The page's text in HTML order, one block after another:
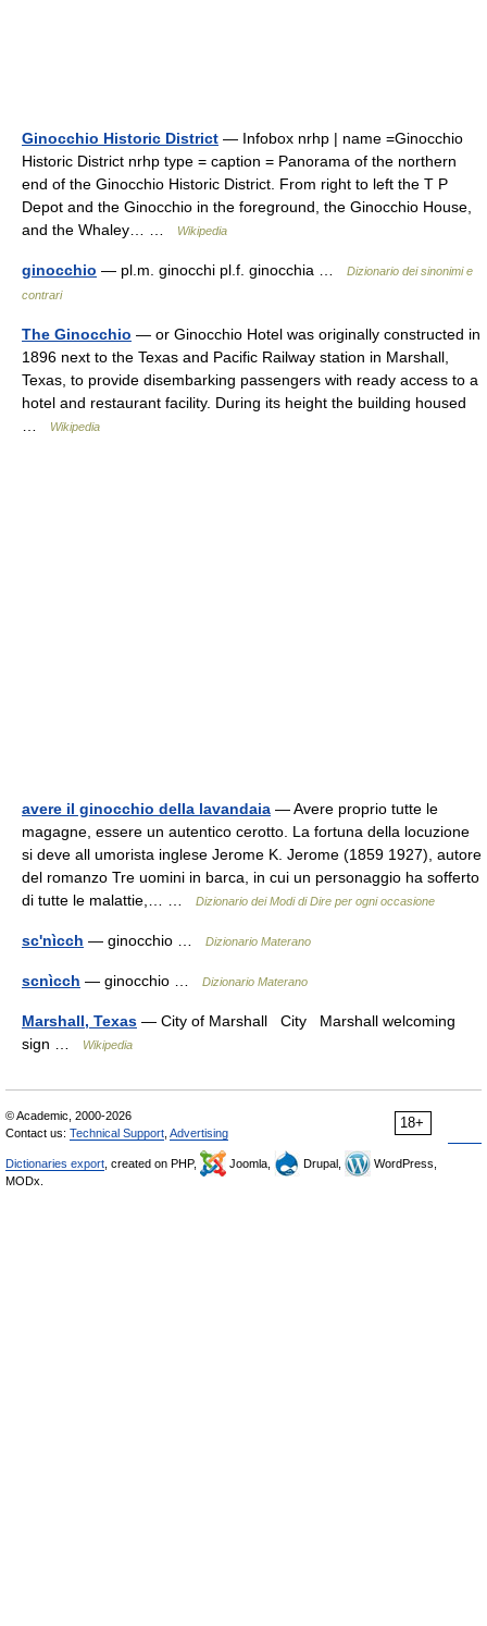
Ginocchio Historic District — Infobox nrhp | name =Ginocchio
Historic District nrhp type = caption = Panorama of the northern
end of the Ginocchio Historic District. From right to left the T P
Depot and the Ginocchio in the foreground, the Ginocchio House,
and the Whaley… …
Wikipedia
ginocchio — pl.m. ginocchi pl.f. ginocchia …
Dizionario dei sinonimi e
contrari
The Ginocchio — or Ginocchio Hotel was originally constructed in
1896 next to the Texas and Pacific Railway station in Marshall,
Texas, to provide disembarking passengers with ready access to a
hotel and restaurant facility. During its height the building housed
Wikipedia
avere il ginocchio della lavandaia — Avere proprio tutte le
magagne, essere un autentico cerotto. La fortuna della locuzione
si deve all umorista inglese Jerome K. Jerome (1859 1927), autore
del romanzo Tre uomini in barca, in cui un personaggio ha sofferto
di tutte le malattie,… …
Dizionario dei Modi di Dire per ogni occasione
sc'nìcch — ginocchio … Dizionario Materano
scnìcch — ginocchio … Dizionario Materano
Marshall, Texas — City of Marshall City Marshall welcoming
sign …
Wikipedia
18+
© Academic, 2000-2026
Contact us: Technical Support Advertising
Dictionaries export , created on PHP, Joomla, Drupal,
WordPress,
MODx.